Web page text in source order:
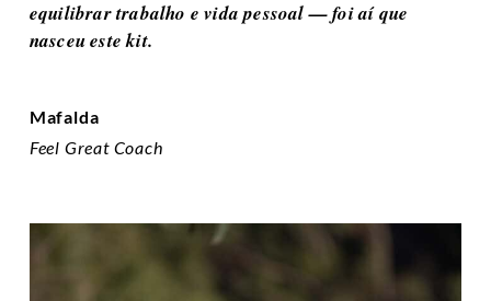
equilibrar trabalho e vida pessoal — foi aí que
nasceu este kit.
Mafalda
Feel Great Coach